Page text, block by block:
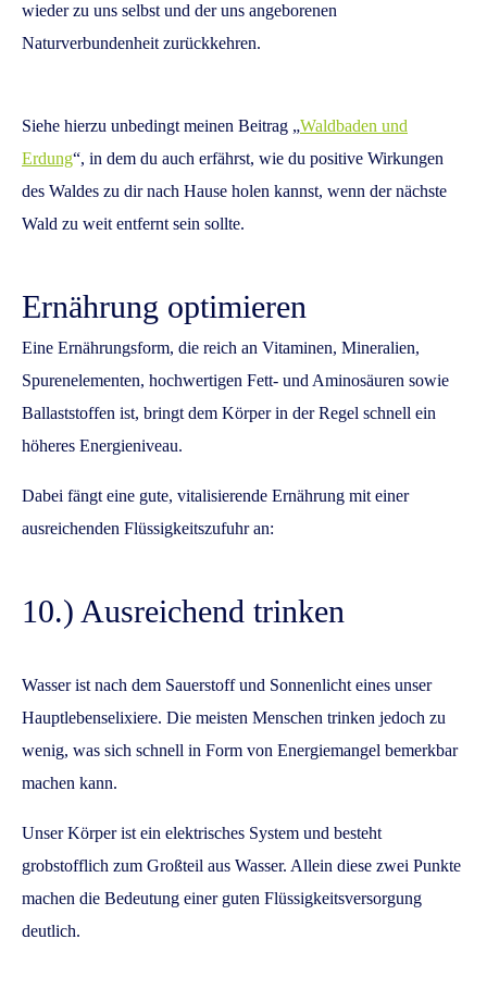
wieder zu uns selbst und der uns angeborenen
Naturverbundenheit zurückkehren.
Siehe hierzu unbedingt meinen Beitrag „Waldbaden und
Erdung“, in dem du auch erfährst, wie du positive Wirkungen
des Waldes zu dir nach Hause holen kannst, wenn der nächste
Wald zu weit entfernt sein sollte.
Ernährung optimieren
Eine Ernährungsform, die reich an Vitaminen, Mineralien,
Spurenelementen, hochwertigen Fett- und Aminosäuren sowie
Ballaststoffen ist, bringt dem Körper in der Regel schnell ein
höheres Energieniveau.
Dabei fängt eine gute, vitalisierende Ernährung mit einer
ausreichenden Flüssigkeitszufuhr an:
10.) Ausreichend trinken
Wasser ist nach dem Sauerstoff und Sonnenlicht eines unser
Hauptlebenselixiere. Die meisten Menschen trinken jedoch zu
wenig, was sich schnell in Form von Energiemangel bemerkbar
machen kann.
Unser Körper ist ein elektrisches System und besteht
grobstofflich zum Großteil aus Wasser. Allein diese zwei Punkte
machen die Bedeutung einer guten Flüssigkeitsversorgung
deutlich.